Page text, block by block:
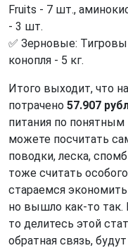
Fruits - 7 шт.,
- 3 шт.
✅ Зерновые:
конопля - 5 кг.
Итого выходит, что
потрачено 57.907
питания по понятным
можете посчитать
поводки, леска,
тоже считать
стараемся
но вышло как-то так.
то делитесь этой
обратная связь,